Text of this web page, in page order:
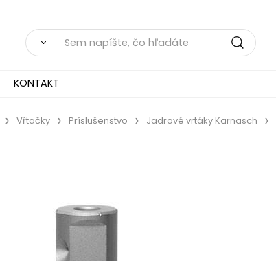
KONTAKT
Vŕtačky Príslušenstvo Jadrové vrtáky Karnasch